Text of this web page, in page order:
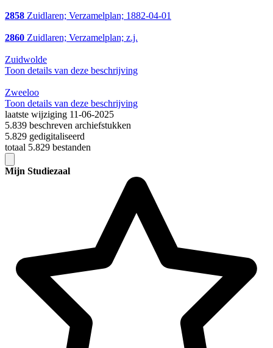
2858 Zuidlaren; Verzamelplan; 1882-04-01
2860 Zuidlaren; Verzamelplan; z.j.
Zuidwolde
Toon details van deze beschrijving
Zweeloo
Toon details van deze beschrijving
laatste wijziging 11-06-2025
5.839 beschreven archiefstukken
5.829 gedigitaliseerd
totaal 5.829 bestanden
Mijn Studiezaal